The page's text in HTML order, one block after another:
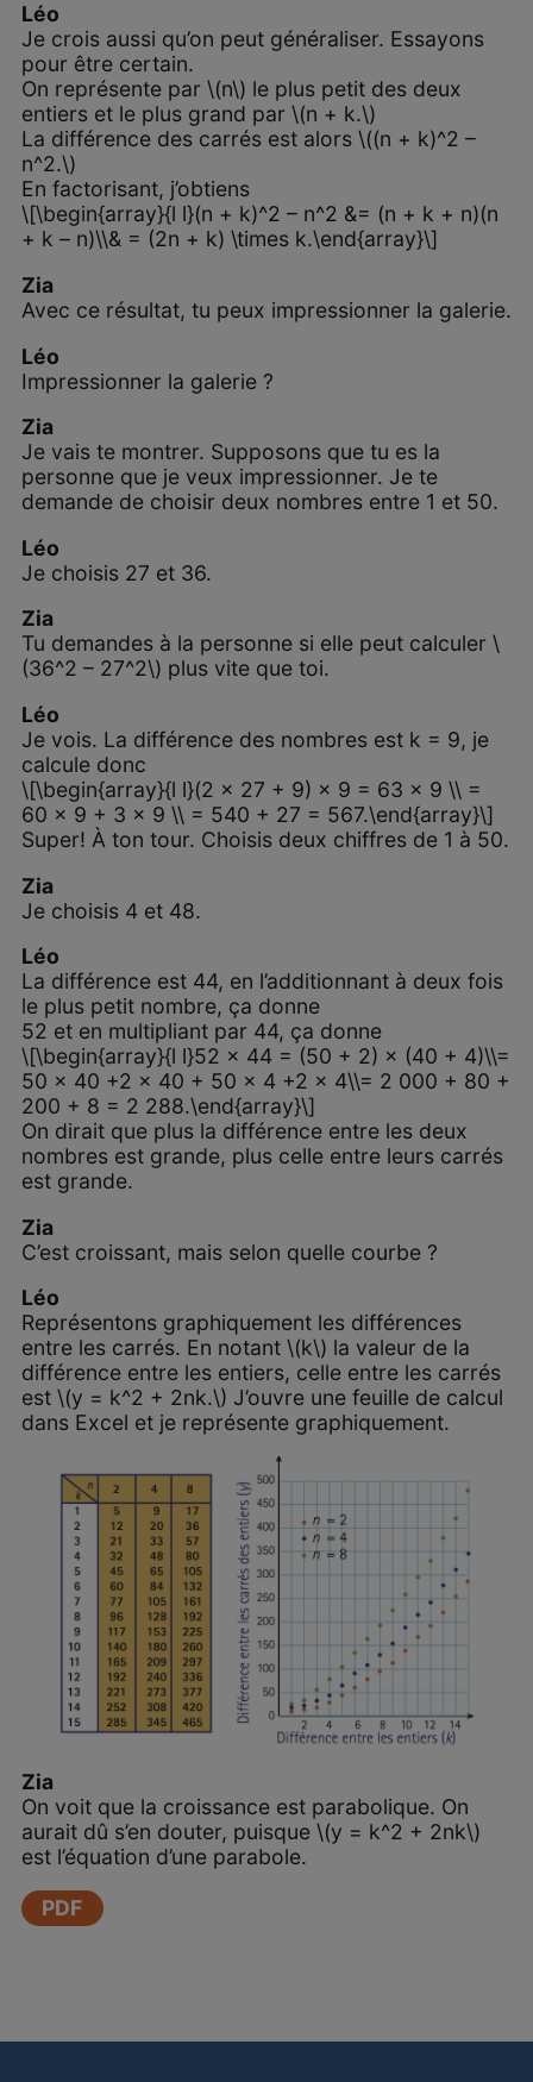
Léo
Je crois aussi qu’on peut généraliser. Essayons
pour être certain.
On représente par \(n\) le plus petit des deux
entiers et le plus grand par \(n + k.\)
La différence des carrés est alors \((n + k)^2 –
n^2.\)
En factorisant, j’obtiens
\[\begin{array}{l l}(n + k)^2 – n^2 &= (n + k + n)(n
+ k – n)\\& = (2n + k) \times k.\end{array}\]
Zia
Avec ce résultat, tu peux impressionner la galerie.
Léo
Impressionner la galerie ?
Zia
Je vais te montrer. Supposons que tu es la
personne que je veux impressionner. Je te
demande de choisir deux nombres entre 1 et 50.
Léo
Je choisis 27 et 36.
Zia
Tu demandes à la personne si elle peut calculer \
(36^2 – 27^2\) plus vite que toi.
Léo
Je vois. La différence des nombres est k = 9, je
calcule donc
\[\begin{array}{l l}(2 × 27 + 9) × 9 = 63 × 9 \\ =
60 × 9 + 3 × 9 \\ = 540 + 27 = 567.\end{array}\]
Super! À ton tour. Choisis deux chiffres de 1 à 50.
Zia
Je choisis 4 et 48.
Léo
La différence est 44, en l’additionnant à deux fois
le plus petit nombre, ça donne
52 et en multipliant par 44, ça donne
\[\begin{array}{l l}52 × 44 = (50 + 2) × (40 + 4)\\=
50 × 40 +2 × 40 + 50 × 4 +2 × 4\\= 2 000 + 80 +
200 + 8 = 2 288.\end{array}\]
On dirait que plus la différence entre les deux
nombres est grande, plus celle entre leurs carrés
est grande.
Zia
C’est croissant, mais selon quelle courbe ?
Léo
Représentons graphiquement les différences
entre les carrés. En notant \(k\) la valeur de la
différence entre les entiers, celle entre les carrés
est \(y = k^2 + 2nk.\) J’ouvre une feuille de calcul
dans Excel et je représente graphiquement.
Zia
On voit que la croissance est parabolique. On
aurait dû s’en douter, puisque \(y = k^2 + 2nk\)
est l’équation d’une parabole.
PDF